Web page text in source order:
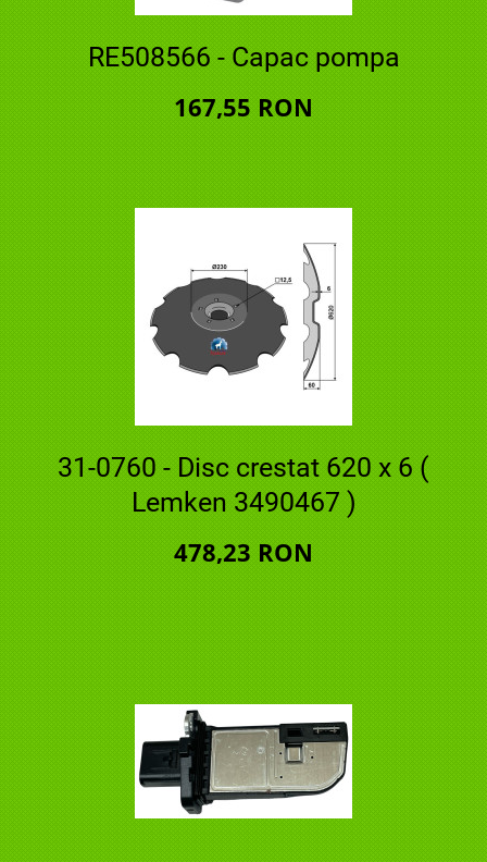
RE508566 - Capac pompa
167,55 RON
31-0760 - Disc crestat 620 x 6 (
Lemken 3490467 )
478,23 RON